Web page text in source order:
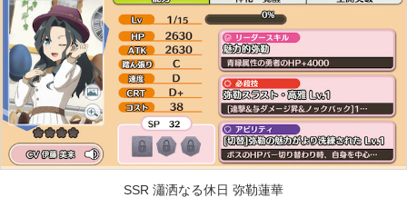
SSR 瀟洒なる休日 弥勒蓮華